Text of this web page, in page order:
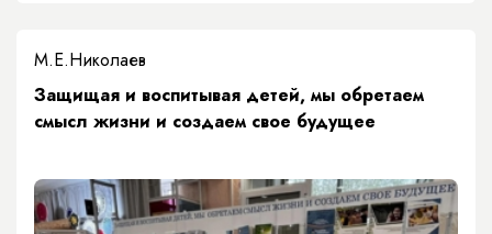
М.Е.Николаев
Защищая и воспитывая детей, мы обретаем
смысл жизни и создаем свое будущее